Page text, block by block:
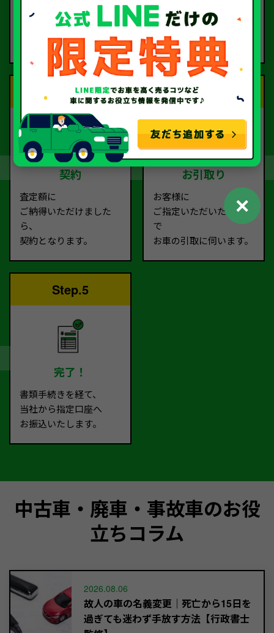
お電話または査定フォー
ご依頼ください。
査定のプロが
お電話で回答いたしま
す。
Step.3
契約
査定額に
ご納得いただけました
ら、
契約となります。
Step.4
お引取り
お客様に
ご指定いただいた場所ま
で
お車の引取に伺います。
Step.5
完了！
書類手続きを経て、
当社から指定口座へ
お振込いたします。
中古車・廃車・事故車のお役
立ちコラム
2026.08.06
故人の車の名義変更｜死亡から15日を
過ぎても迷わず手放す方法【行政書士
✕